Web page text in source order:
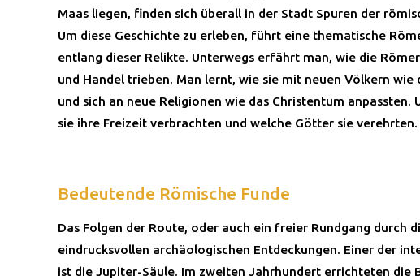
Maas liegen, finden sich überall in der Stadt Spuren der
Um diese Geschichte zu erleben, führt eine thematische
entlang dieser Relikte. Unterwegs erfährt man, wie die
und Handel trieben. Man lernt, wie sie mit neuen Völkern wie
und sich an neue Religionen wie das Christentum anpassten.
sie ihre Freizeit verbrachten und welche Götter sie verehrten.
Bedeutende Römische Funde
Das Folgen der Route, oder auch ein freier Rundgang durch
eindrucksvollen archäologischen Entdeckungen. Einer der
ist die Jupiter-Säule. Im zweiten Jahrhundert errichteten die